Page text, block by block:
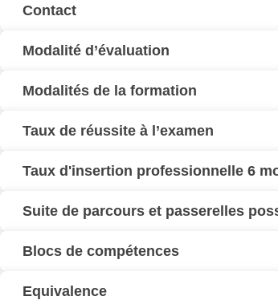
Contact
Modalité d’évaluation
Modalités de la formation
Taux de réussite à l’examen
Taux d'insertion professionnelle 6
Suite de parcours et passerelles
Blocs de compétences
Equivalence